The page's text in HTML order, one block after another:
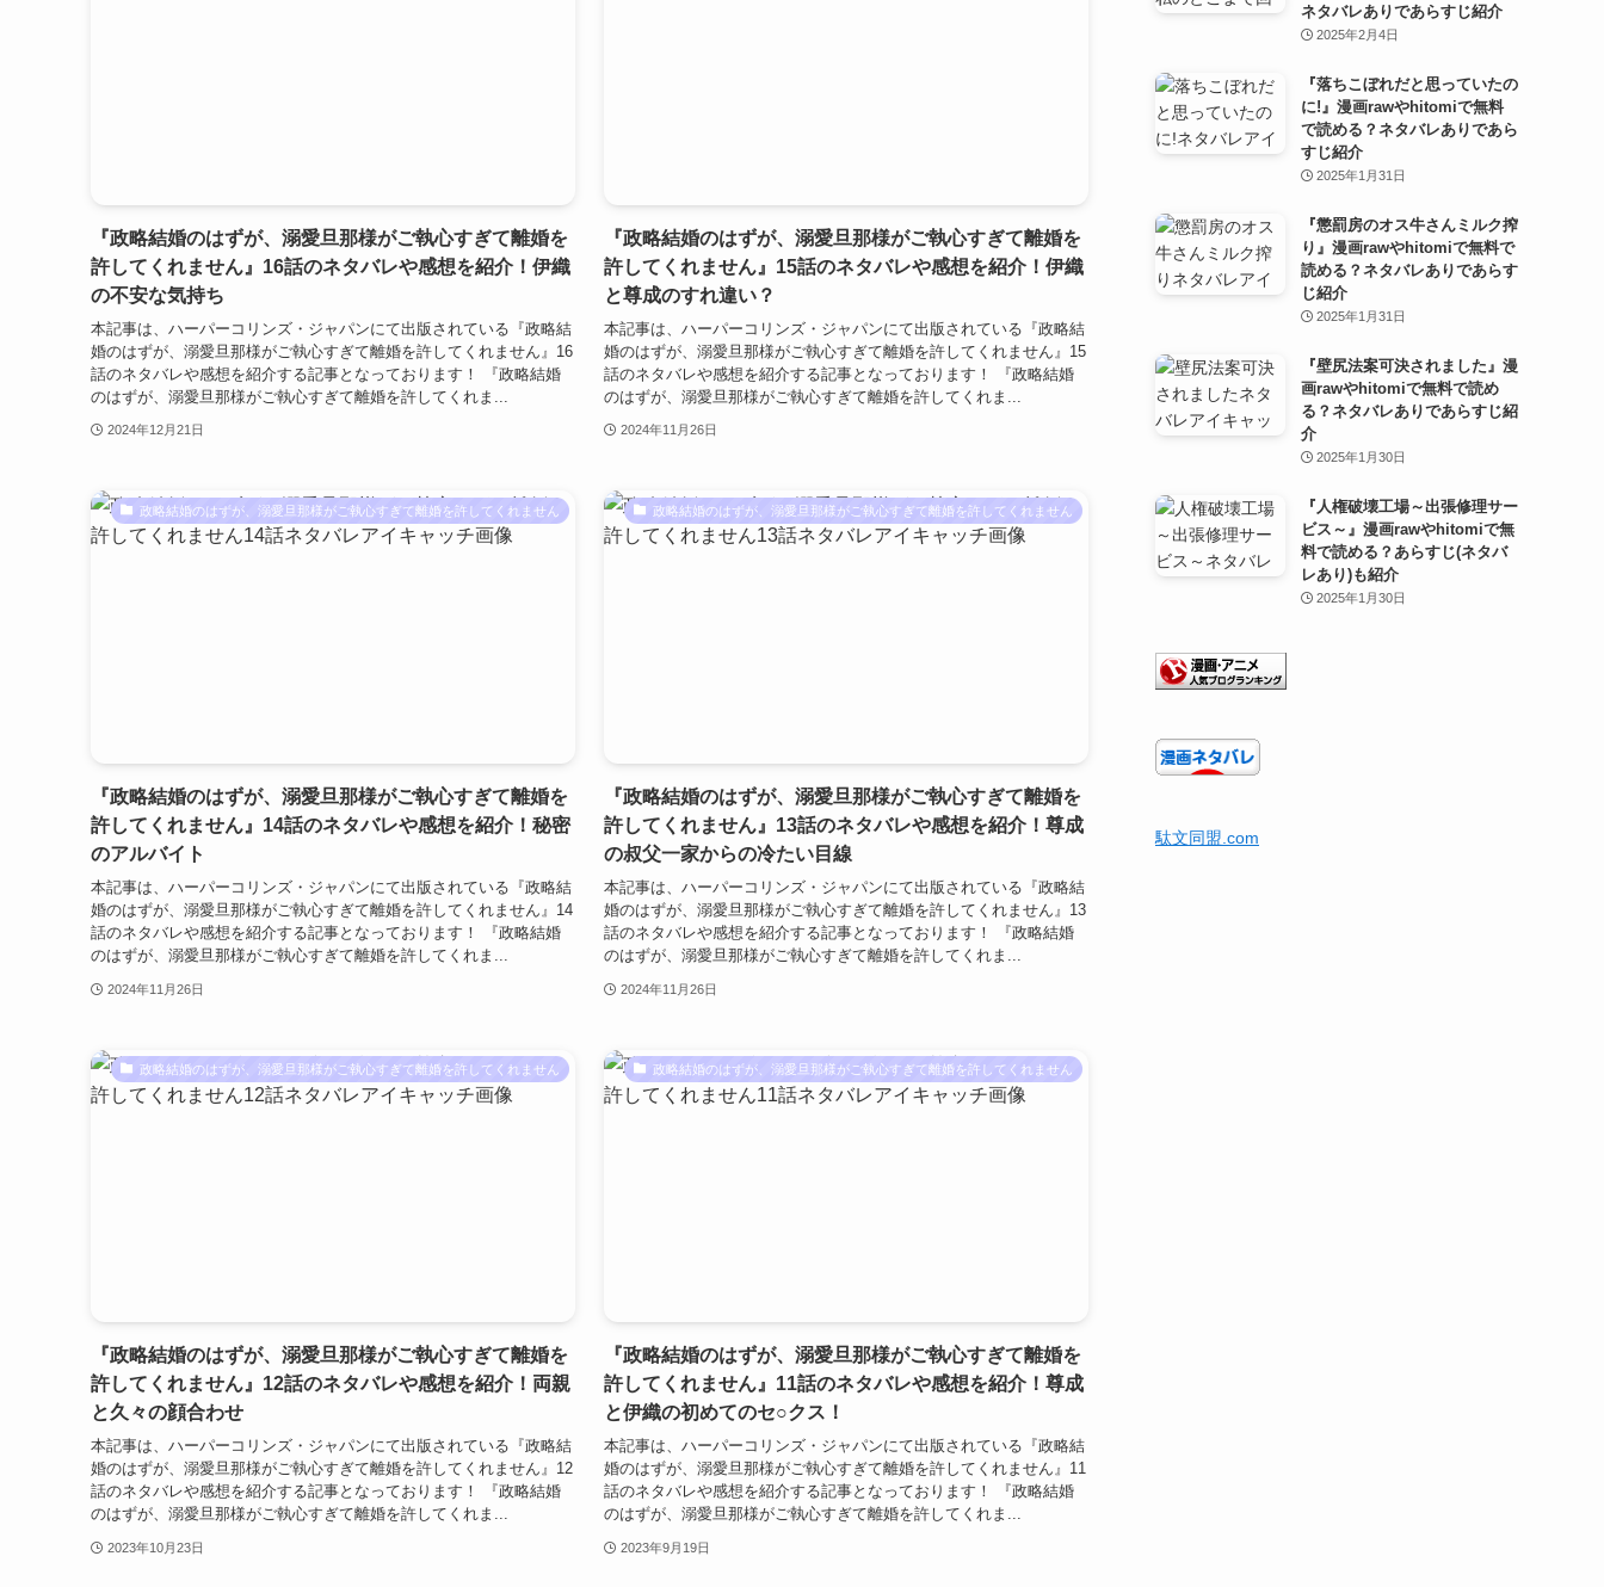
『政略結婚のはずが、溺愛旦那様がご執心すぎて離婚を
許してくれません』16話のネタバレや感想を紹介！伊織
の不安な気持ち
本記事は、ハーパーコリンズ・ジャパンにて出版されている『政略結
婚のはずが、溺愛旦那様がご執心すぎて離婚を許してくれません』16
話のネタバレや感想を紹介する記事となっております！ 『政略結婚
のはずが、溺愛旦那様がご執心すぎて離婚を許してくれま...
2024年12月21日
『政略結婚のはずが、溺愛旦那様がご執心すぎて離婚を
許してくれません』15話のネタバレや感想を紹介！伊織
と尊成のすれ違い？
本記事は、ハーパーコリンズ・ジャパンにて出版されている『政略結
婚のはずが、溺愛旦那様がご執心すぎて離婚を許してくれません』15
話のネタバレや感想を紹介する記事となっております！ 『政略結婚
のはずが、溺愛旦那様がご執心すぎて離婚を許してくれま...
2024年11月26日
政略結婚のはずが、溺愛旦那様がご執心すぎて離婚を許してくれません
『政略結婚のはずが、溺愛旦那様がご執心すぎて離婚を
許してくれません』14話のネタバレや感想を紹介！秘密
のアルバイト
本記事は、ハーパーコリンズ・ジャパンにて出版されている『政略結
婚のはずが、溺愛旦那様がご執心すぎて離婚を許してくれません』14
話のネタバレや感想を紹介する記事となっております！ 『政略結婚
のはずが、溺愛旦那様がご執心すぎて離婚を許してくれま...
2024年11月26日
政略結婚のはずが、溺愛旦那様がご執心すぎて離婚を許してくれません
『政略結婚のはずが、溺愛旦那様がご執心すぎて離婚を
許してくれません』13話のネタバレや感想を紹介！尊成
の叔父一家からの冷たい目線
本記事は、ハーパーコリンズ・ジャパンにて出版されている『政略結
婚のはずが、溺愛旦那様がご執心すぎて離婚を許してくれません』13
話のネタバレや感想を紹介する記事となっております！ 『政略結婚
のはずが、溺愛旦那様がご執心すぎて離婚を許してくれま...
2024年11月26日
政略結婚のはずが、溺愛旦那様がご執心すぎて離婚を許してくれません
『政略結婚のはずが、溺愛旦那様がご執心すぎて離婚を
許してくれません』12話のネタバレや感想を紹介！両親
と久々の顔合わせ
本記事は、ハーパーコリンズ・ジャパンにて出版されている『政略結
婚のはずが、溺愛旦那様がご執心すぎて離婚を許してくれません』12
話のネタバレや感想を紹介する記事となっております！ 『政略結婚
のはずが、溺愛旦那様がご執心すぎて離婚を許してくれま...
2023年10月23日
政略結婚のはずが、溺愛旦那様がご執心すぎて離婚を許してくれません
『政略結婚のはずが、溺愛旦那様がご執心すぎて離婚を
許してくれません』11話のネタバレや感想を紹介！尊成
と伊織の初めてのセ○クス！
本記事は、ハーパーコリンズ・ジャパンにて出版されている『政略結
婚のはずが、溺愛旦那様がご執心すぎて離婚を許してくれません』11
話のネタバレや感想を紹介する記事となっております！ 『政略結婚
のはずが、溺愛旦那様がご執心すぎて離婚を許してくれま...
2023年9月19日
ネタバレありであらすじ紹介
2025年2月4日
『落ちこぼれだと思っていたの
に!』漫画rawやhitomiで無料
で読める？ネタバレありであら
すじ紹介
2025年1月31日
『懲罰房のオス牛さんミルク搾
り』漫画rawやhitomiで無料で
読める？ネタバレありであらす
じ紹介
2025年1月31日
『壁尻法案可決されました』漫
画rawやhitomiで無料で読め
る？ネタバレありであらすじ紹
介
2025年1月30日
『人権破壊工場～出張修理サー
ビス～』漫画rawやhitomiで無
料で読める？あらすじ(ネタバ
レあり)も紹介
2025年1月30日
駄文同盟.com